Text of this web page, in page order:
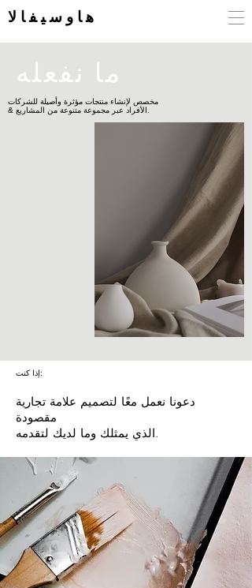
هاوسيفالا
ما نفعله
مخصص لإنشاء منتجات مؤثرة وأصيلة للشركات
إذا كنت:
دعونا نعمل معًا لتصميم علامة تجارية
مقصودة
الذي يمثلك وما لديك لتقدمه.